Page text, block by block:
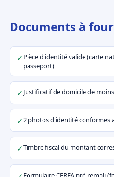
Documents à
✓ Pièce d'identité valide (carte
passeport)
✓Justificatif de domicile de
✓2 photos d'identité conformes
✓Timbre fiscal du montant
Formulaire CERFA pré-rempli